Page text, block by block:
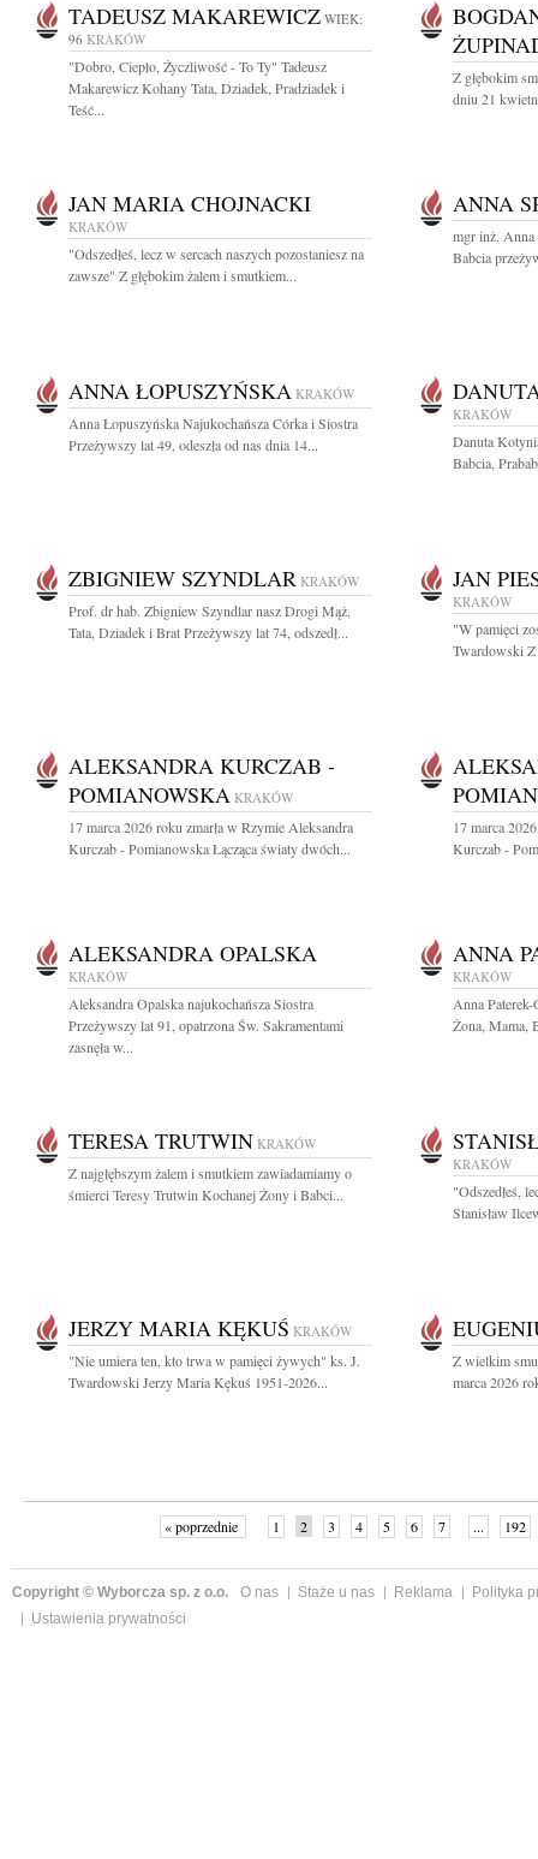
TADEUSZ MAKAREWICZ WIEK:
96 KRAKÓW
"Dobro, Ciepło, Życzliwość - To Ty" Tadeusz
Makarewicz Kohany Tata, Dziadek, Pradziadek i
Teść...
Z głębokim
dniu 21
JAN MARIA CHOJNACKI
KRAKÓW
"Odszedłeś, lecz w sercach naszych pozostaniesz na
zawsze" Z głębokim żalem i smutkiem...
ANNA
mgr inż. Anna
Babcia
ANNA ŁOPUSZYŃSKA KRAKÓW
Anna Łopuszyńska Najukochańsza Córka i Siostra
Przeżywszy lat 49, odeszła od nas dnia 14...
KRAKÓW
Danuta
Babcia,
ZBIGNIEW SZYNDLAR KRAKÓW
Prof. dr hab. Zbigniew Szyndlar nasz Drogi Mąż,
Tata, Dziadek i Brat Przeżywszy lat 74, odszedł...
JAN
KRAKÓW
"W pamięci
Twardowski Z
ALEKSANDRA KURCZAB -
POMIANOWSKA KRAKÓW
17 marca 2026 roku zmarła w Rzymie Aleksandra
Kurczab - Pomianowska Łącząca światy dwóch...
17 marca
Kurczab -
ALEKSANDRA OPALSKA
KRAKÓW
Aleksandra Opalska najukochańsza Siostra
Przeżywszy lat 91, opatrzona Św. Sakramentami
zasnęła w...
ANNA
KRAKÓW
Anna
Żona, Mama,
TERESA TRUTWIN KRAKÓW
Z najgłębszym żalem i smutkiem zawiadamiamy o
śmierci Teresy Trutwin Kochanej Żony i Babci...
KRAKÓW
"Odszedłeś,
Stanisław
JERZY MARIA KĘKUŚ KRAKÓW
"Nie umiera ten, kto trwa w pamięci żywych" ks. J.
Twardowski Jerzy Maria Kękuś 1951-2026...
Z wielkim
marca 2026
« poprzednie 1 2 3 4 5 6 7 ... 192
Copyright © Wyborcza sp. z o.o. O nas Staże u nas Reklama
Polityka
Ustawienia prywatności